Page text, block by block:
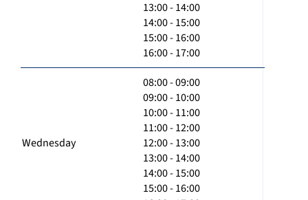
13:00 - 14:00
14:00 - 15:00
15:00 - 16:00
16:00 - 17:00
Wednesday
08:00 - 09:00
09:00 - 10:00
10:00 - 11:00
11:00 - 12:00
12:00 - 13:00
13:00 - 14:00
14:00 - 15:00
15:00 - 16:00